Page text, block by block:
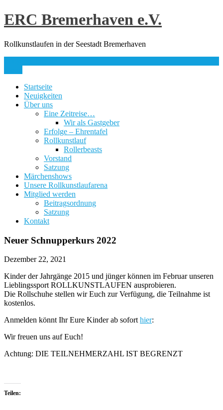
Skip
to
ERC Bremerhaven e.V.
Rollkunstlaufen in der Seestadt Bremerhaven
Startseite
Neuigkeiten
Über uns
Eine Zeitreise…
Wir als Gastgeber
Erfolge – Ehrentafel
Rollkunstlauf
Rollerbeasts
Vorstand
Satzung
Märchenshows
Unsere Rollkunstlaufarena
Mitglied werden
Beitragsordnung
Satzung
Kontakt
Neuer Schnupperkurs 2022
Dezember 22, 2021
Kinder der Jahrgänge 2015 und jünger können im Februar unseren
Lieblingssport ROLLKUNSTLAUFEN ausprobieren.
Die Rollschuhe stellen wir Euch zur Verfügung, die Teilnahme ist
kostenlos.
Anmelden könnt Ihr Eure Kinder ab sofort hier:
Wir freuen uns auf Euch!
Achtung: DIE TEILNEHMERZAHL IST BEGRENZT
Teilen: